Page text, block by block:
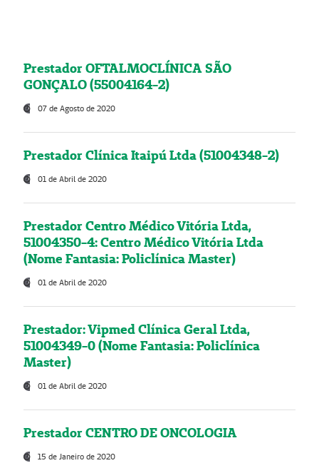
Prestador OFTALMOCLÍNICA SÃO
GONÇALO (55004164-2)
07 de Agosto de 2020
Prestador Clínica Itaipú Ltda (51004348-2)
01 de Abril de 2020
Prestador Centro Médico Vitória Ltda,
51004350-4: Centro Médico Vitória Ltda
(Nome Fantasia: Policlínica Master)
01 de Abril de 2020
Prestador: Vipmed Clínica Geral Ltda,
51004349-0 (Nome Fantasia: Policlínica
Master)
01 de Abril de 2020
Prestador CENTRO DE ONCOLOGIA
15 de Janeiro de 2020